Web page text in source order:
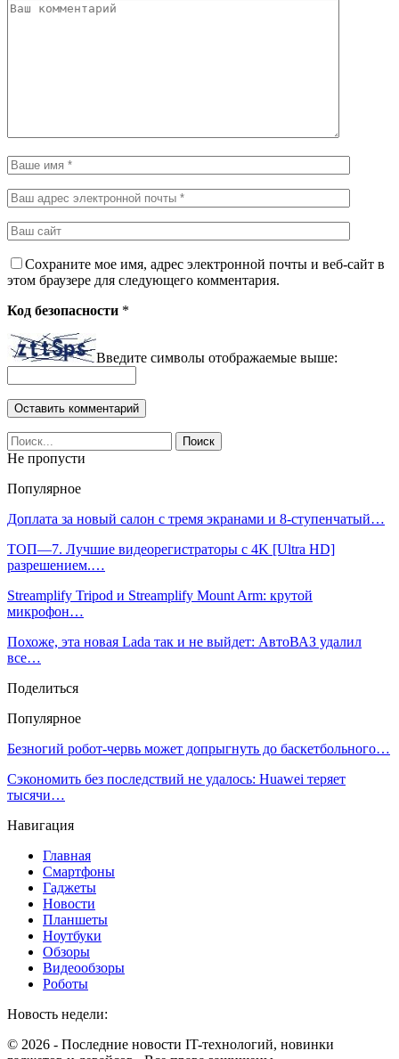
Сохраните мое имя, адрес электронной почты и веб-сайт в
этом браузере для следующего комментария.
Код безопасности *
Введите символы отображаемые выше:
Не пропусти
Популярное
Доплата за новый салон с тремя экранами и 8-ступенчатый…
ТОП—7. Лучшие видеорегистраторы с 4K [Ultra HD]
разрешением.…
Streamplify Tripod и Streamplify Mount Arm: крутой
микрофон…
Похоже, эта новая Lada так и не выйдет: АвтоВАЗ удалил
все…
Поделиться
Популярное
Безногий робот-червь может допрыгнуть до баскетбольного…
Сэкономить без последствий не удалось: Huawei теряет
тысячи…
Навигация
Главная
Смартфоны
Гаджеты
Новости
Планшеты
Ноутбуки
Обзоры
Видеообзоры
Роботы
Новость недели:
© 2026 - Последние новости IT-технологий, новинки